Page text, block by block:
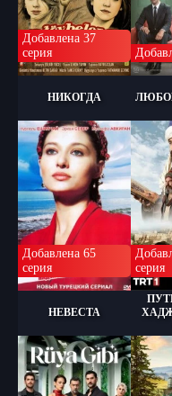
Добавлена 37
серия
НИКОГДА
Добавлена 65
серия
НЕВЕСТА
серия